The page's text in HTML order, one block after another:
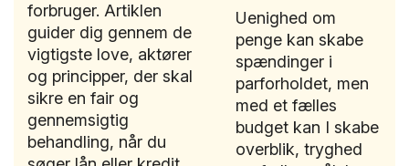
forbruger. Artiklen
guider dig gennem de
vigtigste love, aktører
og principper, der skal
sikre en fair og
gennemsigtig
behandling, når du
Uenighed om
penge kan skabe
spændinger i
parforholdet, men
med et fælles
budget kan I skabe
overblik, tryghed